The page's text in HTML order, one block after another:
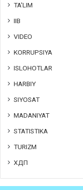
TA'LIM
IIB
VIDEO
KORRUPSIYA
ISLOHOTLAR
HARBIY
SIYOSAT
MADANIYAT
STATISTIKA
TURIZM
ХДП